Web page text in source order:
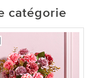
catégorie